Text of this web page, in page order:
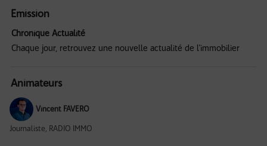
Emission
Chronique Actualité
Chaque jour, retrouvez une nouvelle actualité de l'immobilier
Animateurs
Vincent FAVERO
Journaliste, RADIO IMMO